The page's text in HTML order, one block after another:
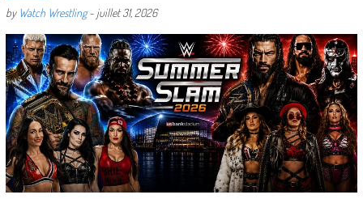
by Watch Wrestling- juillet 31, 2026